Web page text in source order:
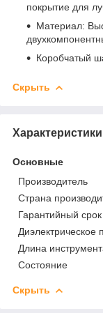
покрытие для
Материал:
Коробчатый
Скрыть
Характеристики
Основные
Производитель
Страна
Гарантийный срок
Диэлектрическое
Длина
Состояние
Скрыть